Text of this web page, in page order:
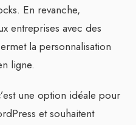
En revanche,
entreprises avec des
la personnalisation
ligne.
une option idéale pour
et souhaitent